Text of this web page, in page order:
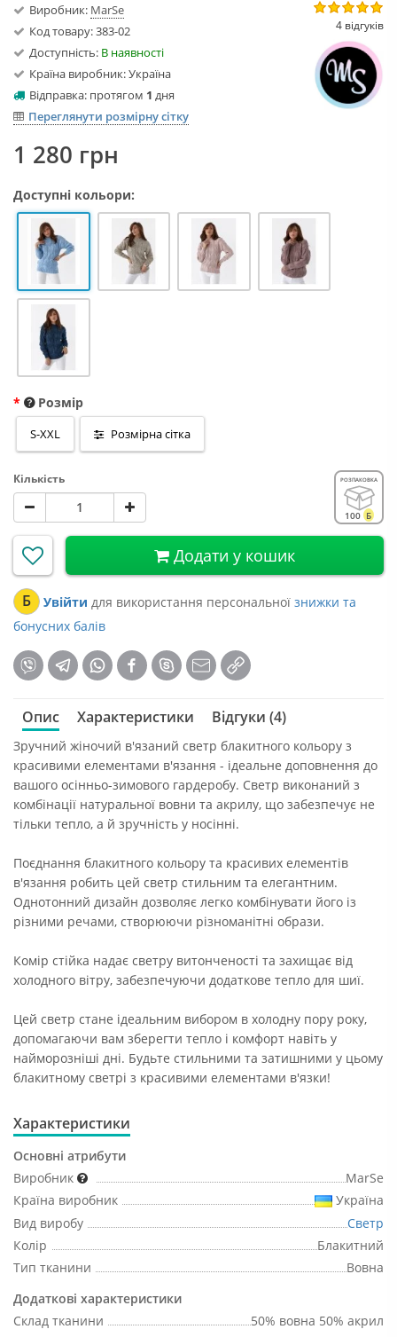
Виробник: MarSe
Код товару: 383-02
Доступність: В наявності
Країна виробник: Україна
Відправка: протягом 1 дня
Переглянути розмірну сітку
4 відгуків
1 280 грн
Доступні кольори:
Розмір
S-XXL Розмірна сітка
РОЗПАКОВКА
100 Б
Кількість
Додати у кошик
Б Увійти для використання персональної знижки та
бонусних балів
Опис Характеристики Відгуки (4)
Зручний жіночий в'язаний светр блакитного кольору з
красивими елементами в'язання - ідеальне доповнення до
вашого осінньо-зимового гардеробу. Светр виконаний з
комбінації натуральної вовни та акрилу, що забезпечує не
тільки тепло, а й зручність у носінні.
Поєднання блакитного кольору та красивих елементів
в'язання робить цей светр стильним та елегантним.
Однотонний дизайн дозволяє легко комбінувати його із
різними речами, створюючи різноманітні образи.
Комір стійка надає светру витонченості та захищає від
холодного вітру, забезпечуючи додаткове тепло для шиї.
Цей светр стане ідеальним вибором в холодну пору року,
допомагаючи вам зберегти тепло і комфорт навіть у
найморозніші дні. Будьте стильними та затишними у цьому
блакитному светрі з красивими елементами в'язки!
Характеристики
Основні атрибути
Виробник
MarSe
Країна виробник
Україна
Вид виробу
Светр
Колір
Блакитний
Тип тканини
Вовна
Додаткові характеристики
Склад тканини
50% вовна 50% акрил